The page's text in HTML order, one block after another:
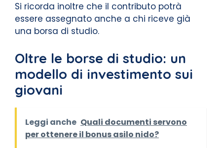
Si ricorda inoltre che il contributo potrà
essere assegnato anche a chi riceve già
una borsa di studio.
Oltre le borse di studio: un
modello di investimento sui
giovani
Leggi anche Quali documenti servono
per ottenere il bonus asilo nido?